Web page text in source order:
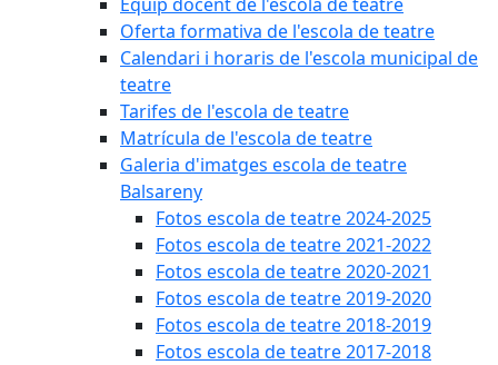
Oferta formativa de l'escola de teatre
Calendari i horaris de l'escola municipal de
teatre
Tarifes de l'escola de teatre
Matrícula de l'escola de teatre
Galeria d'imatges escola de teatre
Balsareny
Fotos escola de teatre 2024-2025
Fotos escola de teatre 2021-2022
Fotos escola de teatre 2020-2021
Fotos escola de teatre 2019-2020
Fotos escola de teatre 2018-2019
Fotos escola de teatre 2017-2018